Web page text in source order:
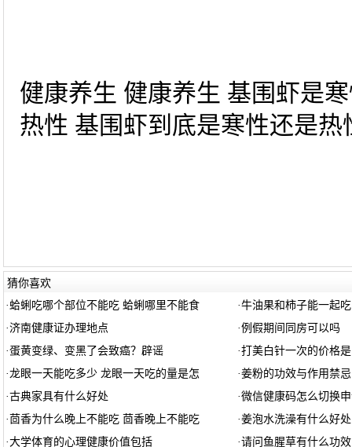
健康养生 健康养生 基围虾是
热性 基围虾到底是寒性还是热
猜你喜欢
·蛤蜊吃哪个部位不能吃 蛤蜊哪里不能食 ·牛油果和柿子能一起
·济南健康证办理地点 ·例假期间同房可以吗
·蛋黄变绿、变黑了会致癌？辟谣 ·打美白针一次的价格
·龙眼一天能吃多少 龙眼一天吃的量是怎 ·姜粉的功效与作用禁
·古典家具有什么好处 ·微信健康码怎么切换
· 茴香为什么晚上不能吃 茴香晚上不能吃 ·姜泡水洗澡有什么好处
·大学体育的心理健康价值包括 ·请问鱼腥草有什么功